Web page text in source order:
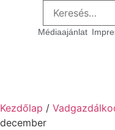
Médiaajánlat
Kezdőlap /
december